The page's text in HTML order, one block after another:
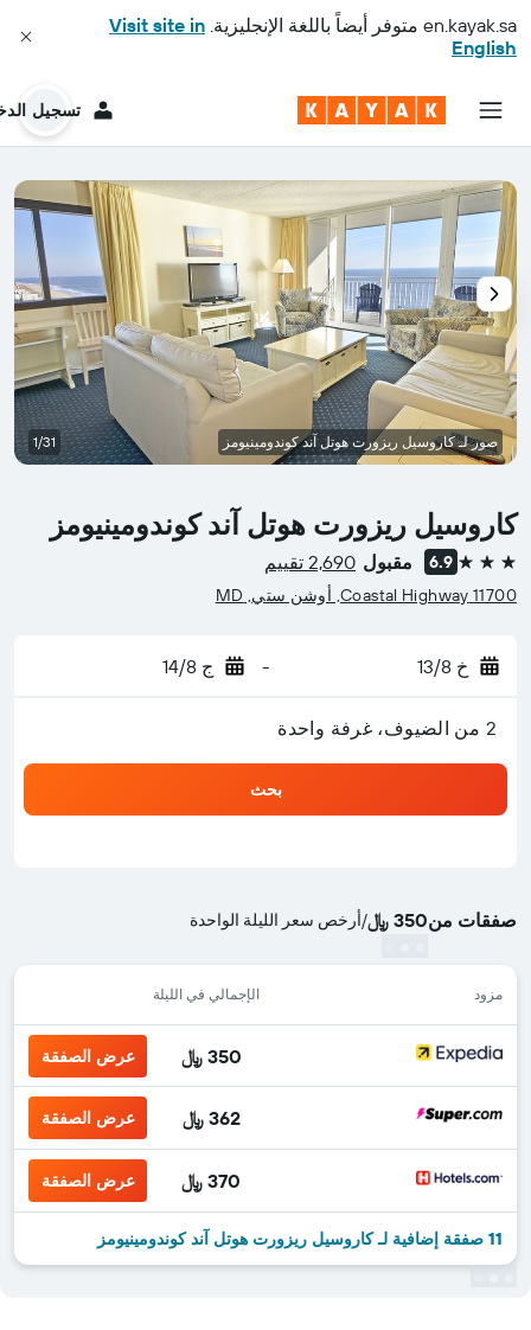
en.kayak.sa متوفر أيضاً باللغة الإنجليزية. Visit site in
English
تسجيل
كاروسيل ريزورت هوتل آند كوندومينيومز
3 نجوم 6.9 مقبول 2,690 تقييم
11700 Coastal Highway, أوشن ستي, MD
خ 13/8 - ج 14/8
2 من الضيوف، غرفة واحدة
بحث
صفقات من350 ﷼ /أرخص سعر الليلة الواحدة
مزود الإجمالي في الليلة
350 ﷼ عرض الصفقة
362 ﷼ عرض الصفقة
370 ﷼ عرض الصفقة
11 صفقة إضافية لـ كاروسيل ريزورت هوتل آند كوندومينيومز
صور لـ كاروسيل ريزورت هوتل آند كوندومينيومز 1/31